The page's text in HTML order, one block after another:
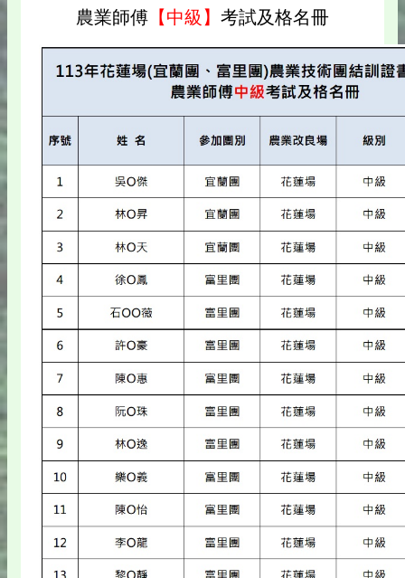
農業師傅 【中級】 考試及格名冊